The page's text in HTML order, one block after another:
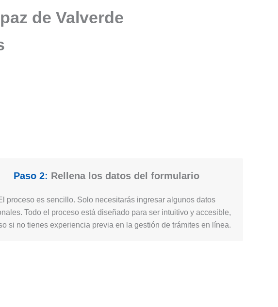
de Valverde
Paso 2: Rellena los datos del formulario
proceso es sencillo. Solo necesitarás ingresar algunos datos
Todo el proceso está diseñado para ser intuitivo y accesible,
si no tienes experiencia previa en la gestión de trámites en línea.